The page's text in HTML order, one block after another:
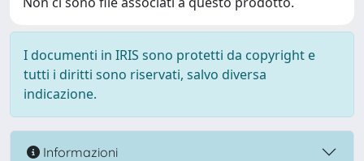
I documenti in IRIS sono protetti da copyright e
tutti i diritti sono riservati, salvo diversa
indicazione.
Informazioni